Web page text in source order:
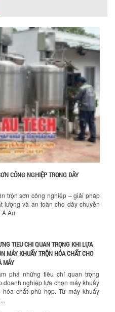
toán mua hàng
CÔNG NGHIỆP TRONG DÂY
trộn sơn công nghiệp – giải pháp
lượng và an toàn cho dây chuyền
Âu
các loại bột khô trong các ngành...
DOANH NGHIỆP NÊN CHỌN MÁY
MÀU SƠN Á ÂU?
phá lý do doanh nghiệp nên
máy nghiền màu sơn Á Âu: hiệu
cao, kiểm soát nhiệt tốt, tiết kiệm
ĐẶC BIỆT: GIÁ MÁY KHUẤY SƠN
NGHIỆP GIẢM SỐC
đặc biệt: Giá máy khuấy sơn
nghiệp giảm sốc lên đến 20%.
kiệm chi phí, nhận ngay máy
CHI PHÍ SẢN XUẤT VỚI MÁY TRỘN
phá cách máy trộn sơn công
giúp doanh nghiệp tiết kiệm
liệu, nhân công và chi phí vận
TIÊU CHÍ QUAN TRỌNG KHI LỰA
MÁY KHUẤY TRỘN HÓA CHẤT CHO
MÁY
phá những tiêu chí quan trọng
doanh nghiệp lựa chọn máy khuấy
hóa chất phù hợp. Từ máy khuấy